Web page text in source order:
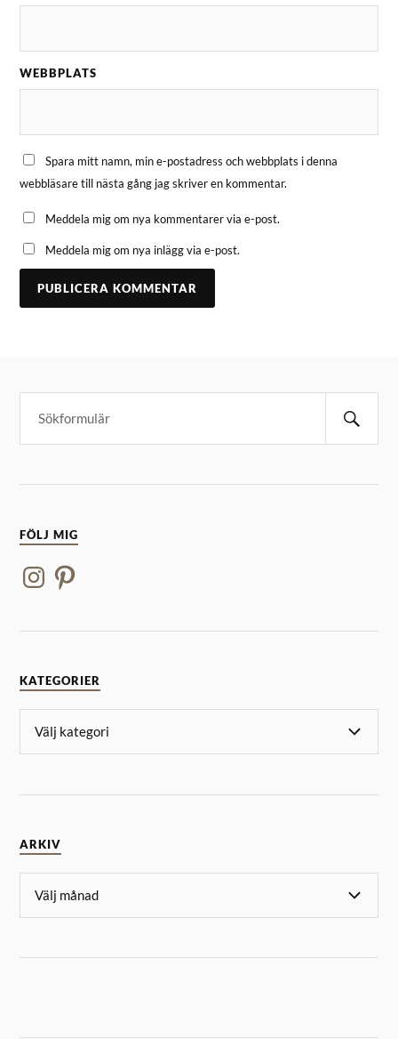
WEBBPLATS
Spara mitt namn, min e-postadress och webbplats i denna
webbläsare till nästa gång jag skriver en kommentar.
Meddela mig om nya kommentarer via e-post.
Meddela mig om nya inlägg via e-post.
FÖLJ MIG
KATEGORIER
ARKIV